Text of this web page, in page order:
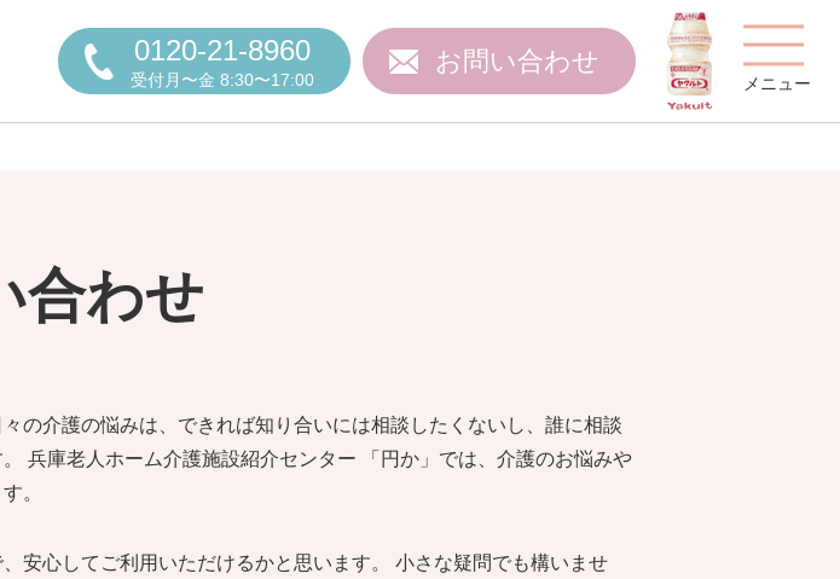
0120-21-8960
受付月〜金 8:30〜17:00
お問い合わせ
メニュー
ついて
の種類 よくあるご質問 スタッフ紹介
合わせ
の介護の悩みは、できれば知り合いには相談したくないし、誰に相談
兵庫老人ホーム介護施設紹介センター 「円か」では、介護のお悩みや
。
安心してご利用いただけるかと思います。 小さな疑問でも構いませ